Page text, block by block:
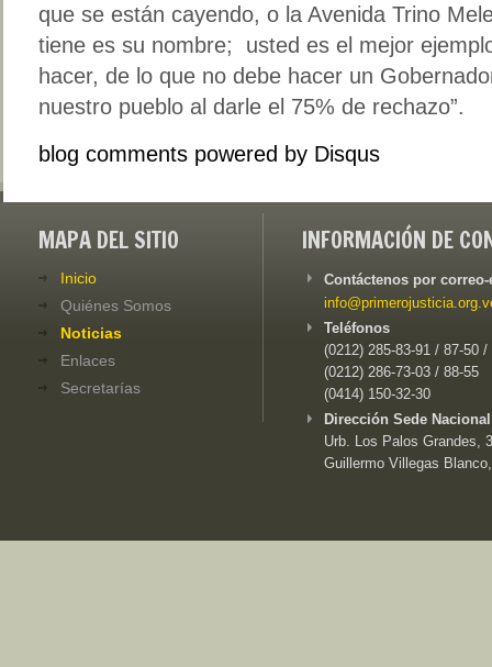
que se están cayendo, o la Avenida Trino
tiene es su nombre; usted es el mejor
hacer, de lo que no debe hacer un
nuestro pueblo al darle el 75% de rechazo”.
blog comments powered by Disqus
MAPA DEL SITIO
Inicio
Quiénes Somos
Noticias
Enlaces
Secretarías
INFORMACIÓN DE
Contáctenos por
Teléfonos
(0212) 285-83-91 / 87-50 /
(0212) 286-73-03 / 88-55
(0414) 150-32-30
Dirección Sede
Urb. Los Palos Grandes,
Guillermo Villegas